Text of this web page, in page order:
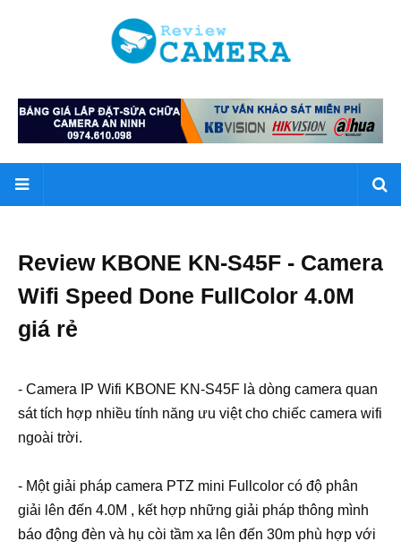
Review KBONE KN-S45F - Camera
Wifi Speed Done FullColor 4.0M
giá rẻ
- Camera IP Wifi KBONE KN-S45F là dòng camera quan
sát tích hợp nhiều tính năng ưu việt cho chiếc camera wifi
ngoài trời.
- Một giải pháp camera PTZ mini Fullcolor có độ phân
giải lên đến 4.0M , kết hợp những giải pháp thông mình
báo động đèn và hụ còi tầm xa lên đến 30m phù hợp với